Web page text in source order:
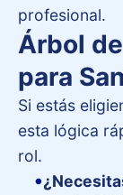
profesional.
Árbol
para
Si estás
esta lógica
rol.